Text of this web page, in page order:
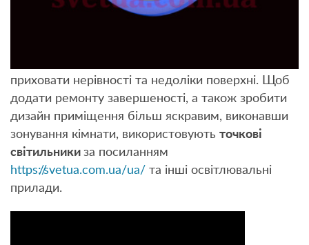
приховати нерівності та недоліки поверхні. Щоб
додати ремонту завершеності, а також зробити
дизайн приміщення більш яскравим, виконавши
зонування кімнати, використовують точкові
світильники за посиланням
https://svetua.com.ua/ua/ та інші освітлювальні
прилади.